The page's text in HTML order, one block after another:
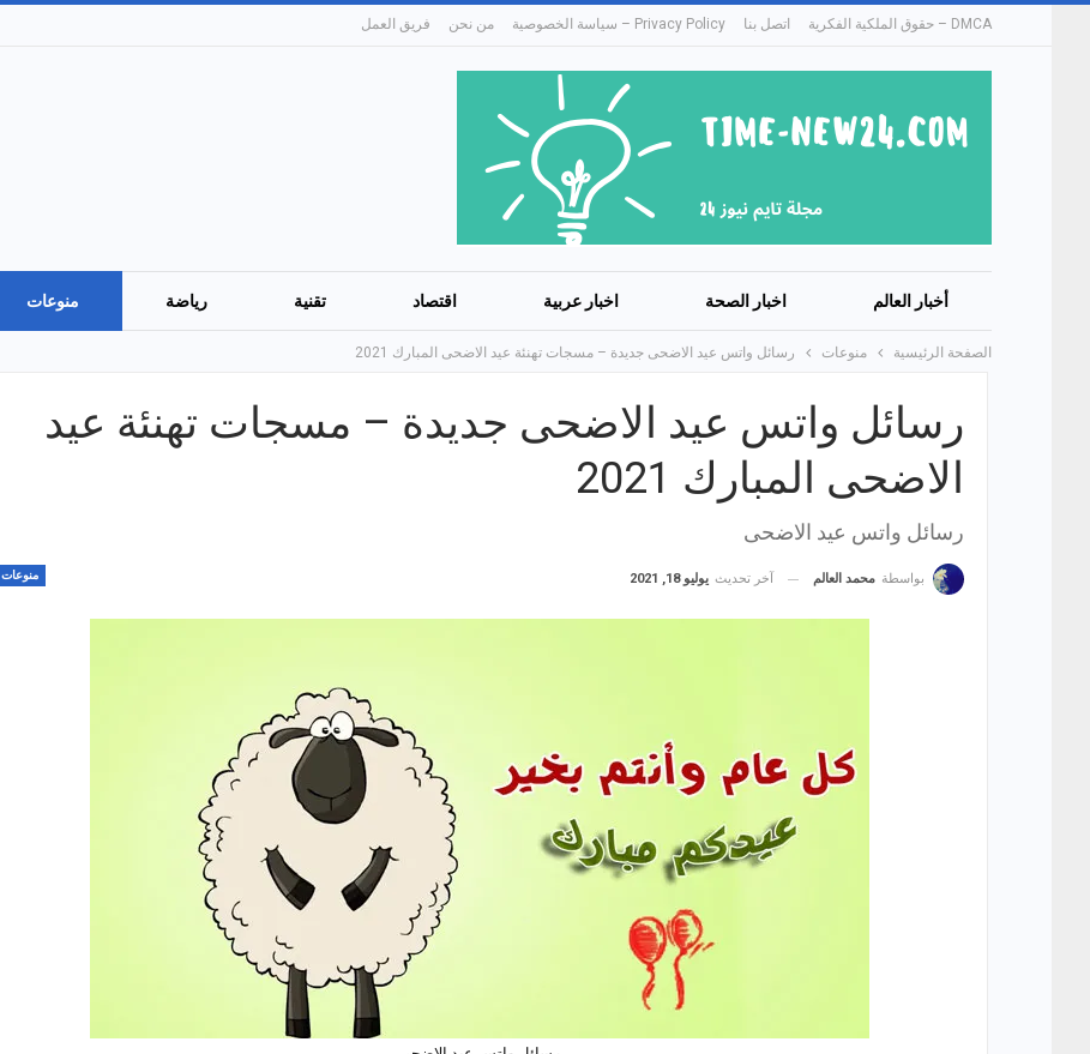
DMCA – حقوق الملكية الفكرية اتصل بنا Privacy Policy – سياسة الخصوصية من نحن فريق العمل
أخبار العالم اخبار الصحة اخبار عربية اقتصاد تقنية رياضة منوعات
الصفحة الرئيسية منوعات رسائل واتس عيد الاضحى جديدة – مسجات تهنئة عيد الاضحى المبارك 2021
رسائل واتس عيد الاضحى جديدة – مسجات تهنئة عيد
الاضحى المبارك 2021
رسائل واتس عيد الاضحى
منوعات بواسطة محمد العالم آخر تحديث يوليو 18, 2021